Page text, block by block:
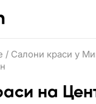
/ Салони краси у
на